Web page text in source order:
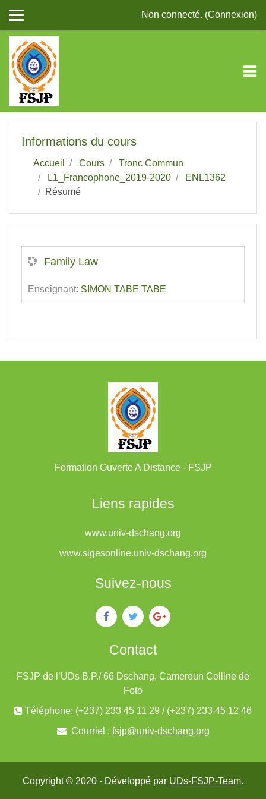
Non connecté. (Connexion)
Informations du cours
Accueil Cours
Tronc Commun
L1_Francophone_2019-2020
ENL1362
Résumé
Family Law
Enseignant: SIMON TABE TABE
Formation Ouverte A Distance - FSJP
Liens rapides
www.univ-dschang.org
www.sigesonline.univ-dschang.org
Suivez-nous
Contact
FSJP de l’UDs B.P./ 66 Dschang, Cameroun Colline de
Foto
Téléphone: (+237) 233 45 11 29 / (+237) 233 45 12 46
Courriel : fsjp@univ-dschang.org
Copyright © 2020 - Développé par UDs-FSJP-Team.